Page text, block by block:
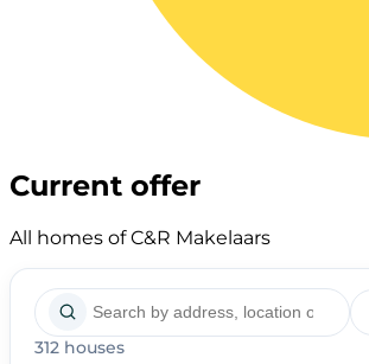
Current offer
All homes of C&R Makelaars
312 houses